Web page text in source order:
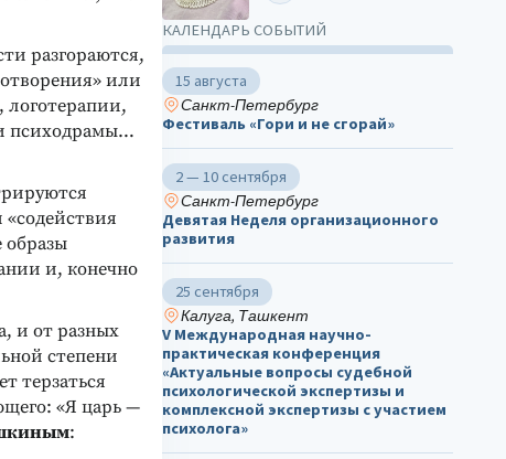
разгораются,
или
логотерапии,
психодрамы…
образы
и, конечно
и от разных
степени
терзаться
«Я царь —
:
КАЛЕНДАРЬ СОБЫТИЙ
15 августа
Санкт-Петербург
Фестиваль «Гори и не сгорай»
2 — 10 сентября
Санкт-Петербург
Девятая Неделя организационного
развития
25 сентября
Калуга, Ташкент
V Международная научно-
практическая конференция
«Актуальные вопросы судебной
психологической экспертизы и
комплексной экспертизы с участием
психолога»